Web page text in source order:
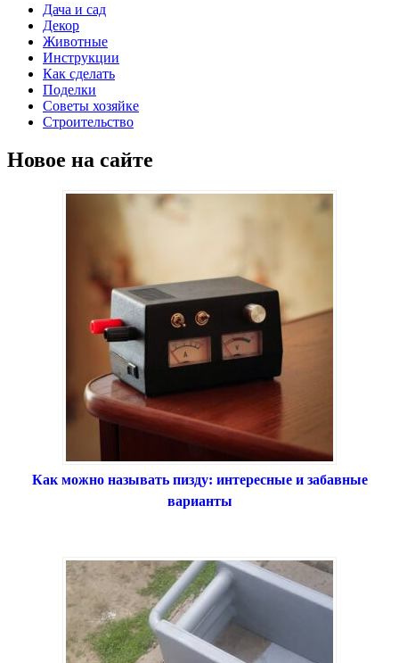
Дача и сад
Декор
Животные
Инструкции
Как сделать
Поделки
Советы хозяйке
Строительство
Новое на сайте
Как можно называть пизду: интересные и забавные
варианты